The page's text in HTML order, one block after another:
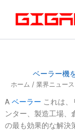
ン
ッ
プ
ベーラー機
ホーム / 業界ニュース
A ベーラー これは
ンター、製造工場、
の最も効果的な解決